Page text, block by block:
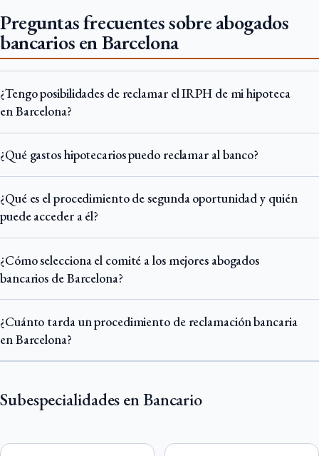
Preguntas frecuentes sobre abogados
bancarios en Barcelona
¿Tengo posibilidades de reclamar el IRPH de mi hipoteca
en Barcelona?
¿Qué gastos hipotecarios puedo reclamar al banco?
¿Qué es el procedimiento de segunda oportunidad y quién
puede acceder a él?
¿Cómo selecciona el comité a los mejores abogados
bancarios de Barcelona?
¿Cuánto tarda un procedimiento de reclamación bancaria
en Barcelona?
Subespecialidades en Bancario